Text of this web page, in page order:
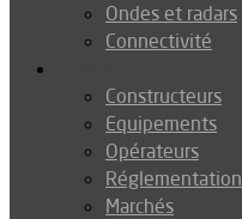
Ondes et radars
Connectivité
Constructeurs
Equipements
Opérateurs
Réglementation
Marchés